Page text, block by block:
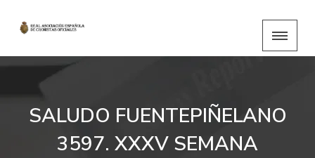
SALUDO FUENTEPIÑELANO
3597. XXXV SEMANA